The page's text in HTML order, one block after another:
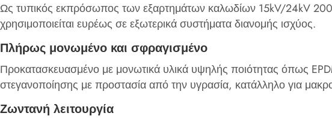
Ως τυπικός εκπρόσωπος των εξαρτημάτων καλωδίων 15kV/24kV
χρησιμοποιείται ευρέως σε εξωτερικά συστήματα διανομής ισχύος. ‌
Πλήρως μονωμένο και σφραγισμένο
Προκατασκευασμένο με μονωτικά υλικά υψηλής ποιότητας όπως
στεγανοποίησης με προστασία από την υγρασία, κατάλληλο για
Ζωντανή λειτουργία